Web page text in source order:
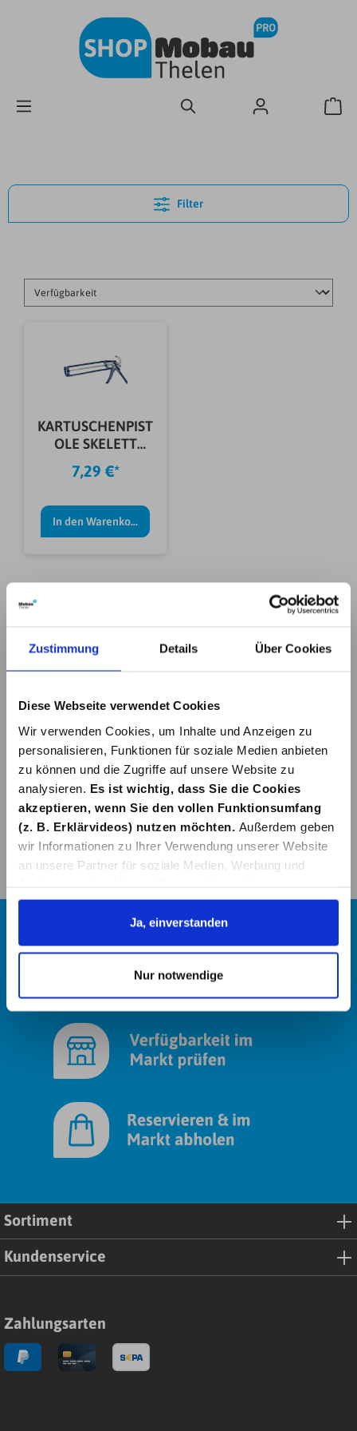
Zustimmung Details Über Cookies
Diese Webseite verwendet Cookies
Wir verwenden Cookies, um Inhalte und Anzeigen zu
personalisieren, Funktionen für soziale Medien anbieten
zu können und die Zugriffe auf unsere Website zu
analysieren. Es ist wichtig, dass Sie die Cookies
akzeptieren, wenn Sie den vollen Funktionsumfang
(z. B. Erklärvideos) nutzen möchten.
Außerdem geben
wir Informationen zu Ihrer Verwendung unserer Website
an unsere Partner für soziale Medien, Werbung und
Informationen möglicherweise mit weiteren Daten
zusammen, die Sie ihnen bereitgestellt haben oder die
sie im Rahmen Ihrer Nutzung der Dienste gesammelt
Datenschutzerklärung. Link zu
unsererDatenschutzerklärung. Link zumImpressum.
Ja, einverstanden
Nur notwendige
Filter
KARTUSCHENPIST
OLE SKELETT
310ML
7,29 €*
In den Warenkorb
Sortiment
Kundenservice
Zahlungsarten